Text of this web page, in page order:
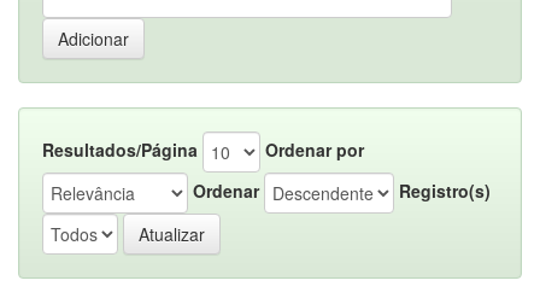
Resultados/Página
Ordenar por
Ordenar
Registro(s)